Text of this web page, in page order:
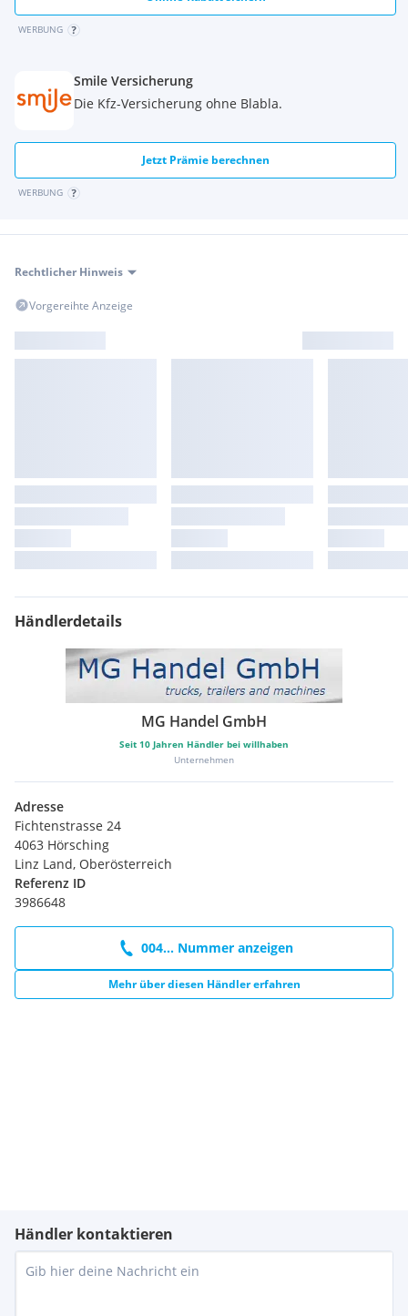
WERBUNG
Smile Versicherung
Die Kfz-Versicherung ohne Blabla.
Jetzt Prämie berechnen
WERBUNG
Rechtlicher Hinweis
Vorgereihte Anzeige
Händlerdetails
MG Handel GmbH
Seit 10 Jahren Händler bei willhaben
Unternehmen
Adresse
Fichtenstrasse 24
4063 Hörsching
Linz Land, Oberösterreich
Referenz ID
3986648
004... Nummer anzeigen
Mehr über diesen Händler erfahren
Händler kontaktieren